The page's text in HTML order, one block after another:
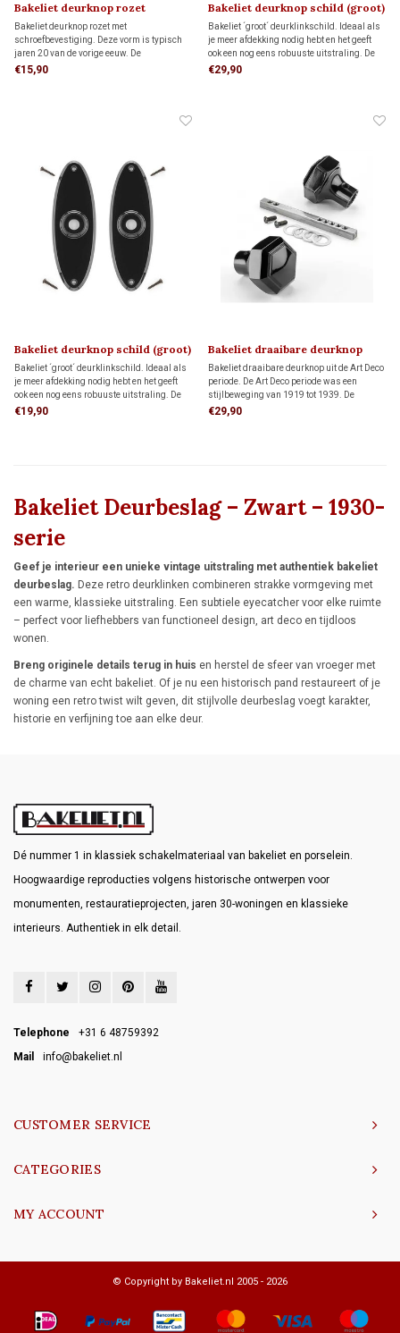
Bakeliet deurknop rozet
(vierkant) ART DECO 1920
Bakeliet deurknop rozet met
schroefbevestiging. Deze vorm is typisch
jaren 20 van de vorige eeuw. De
bijbehorende deurknop bestel je hieronder
€15,90
Bakeliet deurknop schild (groot)
ART DECO 1920
Bakeliet ´groot´ deurklinkschild. Ideaal als
je meer afdekking nodig hebt en het geeft
ook een nog eens robuuste uitstraling. De
bijbehorende deurknop bestel je hieronder
€29,90
Bakeliet deurknop schild (groot)
ART DECO 1920
Bakeliet ´groot´ deurklinkschild. Ideaal als
je meer afdekking nodig hebt en het geeft
ook een nog eens robuuste uitstraling. De
bijbehorende deurknop bestel je hieronder
€19,90
Bakeliet draaibare deurknop
ART DECO 1920
Bakeliet draaibare deurknop uit de Art Deco
periode. De Art Deco periode was een
stijlbeweging van 1919 tot 1939. De
zeshoekige vorm is typisch jaren 20 van de
€29,90
Bakeliet Deurbeslag – Zwart – 1930-
serie
Geef je interieur een unieke vintage uitstraling met authentiek bakeliet
deurbeslag. Deze retro deurklinken combineren strakke vormgeving met
een warme, klassieke uitstraling. Een subtiele eyecatcher voor elke ruimte
– perfect voor liefhebbers van functioneel design, art deco en tijdloos
wonen.
Breng originele details terug in huis en herstel de sfeer van vroeger met
de charme van echt bakeliet. Of je nu een historisch pand restaureert of je
woning een retro twist wilt geven, dit stijlvolle deurbeslag voegt karakter,
historie en verfijning toe aan elke deur.
Dé nummer 1 in klassiek schakelmateriaal van bakeliet en porselein.
Hoogwaardige reproducties volgens historische ontwerpen voor
monumenten, restauratieprojecten, jaren 30-woningen en klassieke
interieurs. Authentiek in elk detail.
Telephone
+31 6 48759392
Mail
info@bakeliet.nl
CUSTOMER SERVICE
CATEGORIES
MY ACCOUNT
© Copyright by Bakeliet.nl 2005 - 2026